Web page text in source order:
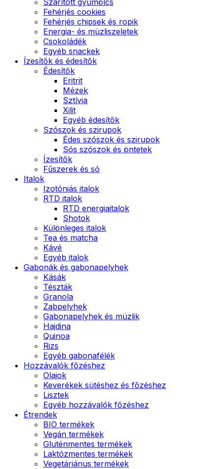
Fehérjés cookies
Fehérjés chipsek és ropik
Energia- és müzliszeletek
Csokoládék
Egyéb snackek
Ízesítők és édesítők
Édesítők
Eritrit
Mézek
Sztívia
Xilit
Egyéb édesítők
Szószok és szirupok
Édes szószok és szirupok
Sós szószok és öntetek
Ízesítők
Fűszerek és só
Italok
Izotóniás italok
RTD italok
RTD energiaitalok
Shotok
Különleges italok
Tea és matcha
Kávé
Egyéb italok
Gabonák és gabonapelyhek
Kásák
Tészták
Granola
Zabpelyhek
Gabonapelyhek és müzlik
Hajdina
Quinoa
Rizs
Egyéb gabonafélék
Hozzávalók főzéshez
Olajok
Keverékek sütéshez és főzéshez
Lisztek
Egyéb hozzávalók főzéshez
Étrendek
BIO termékek
Vegán termékek
Gluténmentes termékek
Laktózmentes termékek
Vegetáriánus termékek